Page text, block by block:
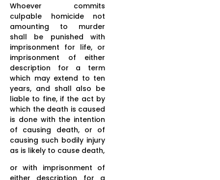
Whoever commits
culpable homicide not
amounting to murder
shall be punished with
imprisonment for life, or
imprisonment of either
description for a term
which may extend to ten
years, and shall also be
liable to fine, if the act by
which the death is caused
is done with the intention
of causing death, or of
causing such bodily injury
as is likely to cause death,
or with imprisonment of
either description for a